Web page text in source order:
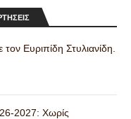
Ευριπίδη Στυλιανίδη.
2027: Χωρίς